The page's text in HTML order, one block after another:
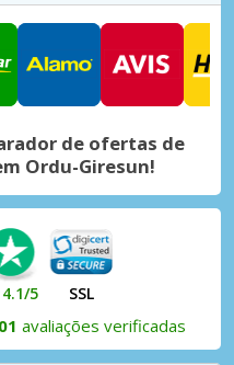
de ofertas de
Ordu-Giresun!
4.1/5 SSL
avaliações verificadas